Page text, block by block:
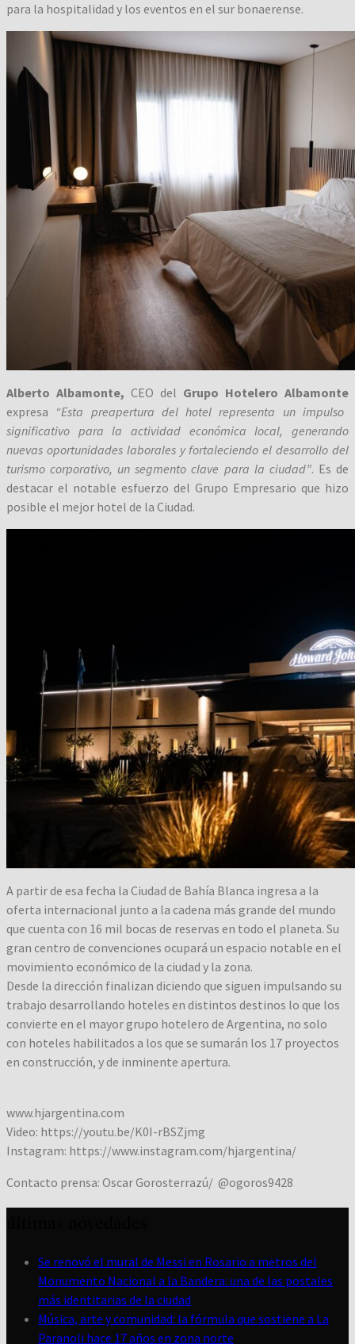
para la hospitalidad y los eventos en el sur bonaerense.
Alberto Albamonte, CEO del Grupo Hotelero Albamonte
expresa “Esta preapertura del hotel representa un impulso
significativo para la actividad económica local, generando
nuevas oportunidades laborales y fortaleciendo el desarrollo del
turismo corporativo, un segmento clave para la ciudad”. Es de
destacar el notable esfuerzo del Grupo Empresario que hizo
posible el mejor hotel de la Ciudad.
A partir de esa fecha la Ciudad de Bahía Blanca ingresa a la
oferta internacional junto a la cadena más grande del mundo
que cuenta con 16 mil bocas de reservas en todo el planeta. Su
gran centro de convenciones ocupará un espacio notable en el
movimiento económico de la ciudad y la zona.
Desde la dirección finalizan diciendo que siguen impulsando su
trabajo desarrollando hoteles en distintos destinos lo que los
convierte en el mayor grupo hotelero de Argentina, no solo
con hoteles habilitados a los que se sumarán los 17 proyectos
en construcción, y de inminente apertura.
www.hjargentina.com
Video: https://youtu.be/K0I-rBSZjmg
Instagram: https://www.instagram.com/hjargentina/
Contacto prensa: Oscar Gorosterrazú/ @ogoros9428
Se renovó el mural de Messi en Rosario a metros del
Monumento Nacional a la Bandera: una de las postales
más identitarias de la ciudad
Música, arte y comunidad: la fórmula que sostiene a La
Paranoli hace 17 años en zona norte